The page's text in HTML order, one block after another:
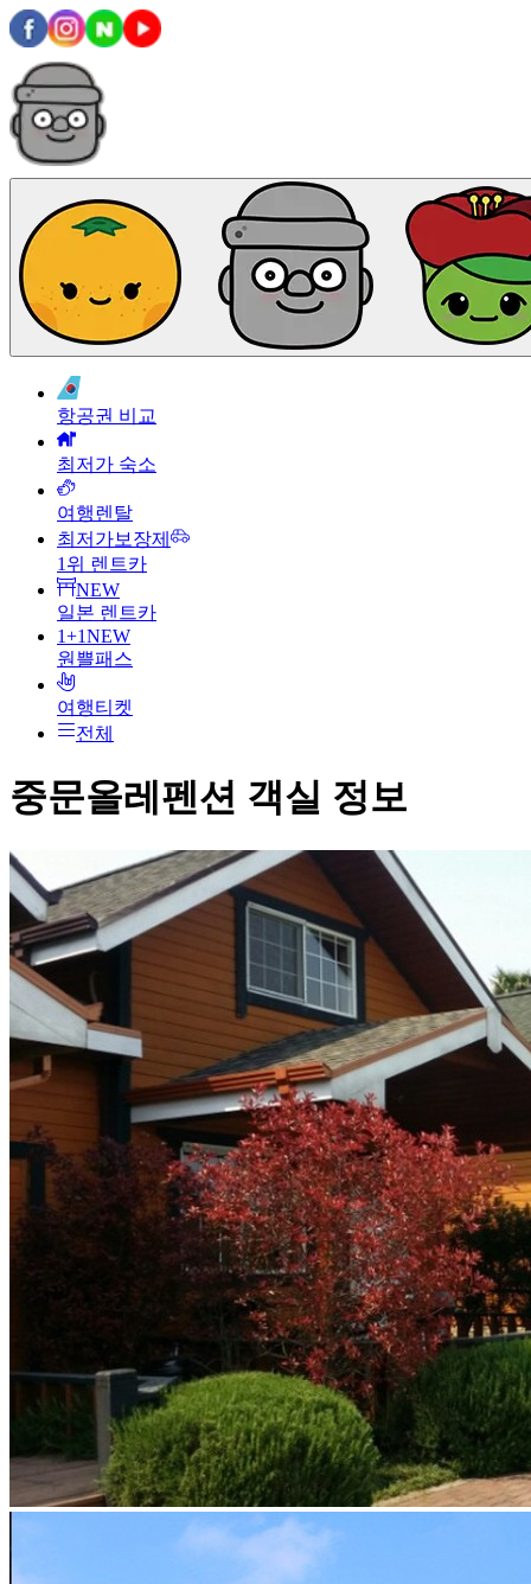
항공권 비교
최저가 숙소
여행렌탈
최저가보장제
1위 렌트카
NEW
일본 렌트카
1+1NEW
원쁠패스
여행티켓
전체
중문올레펜션 객실 정보